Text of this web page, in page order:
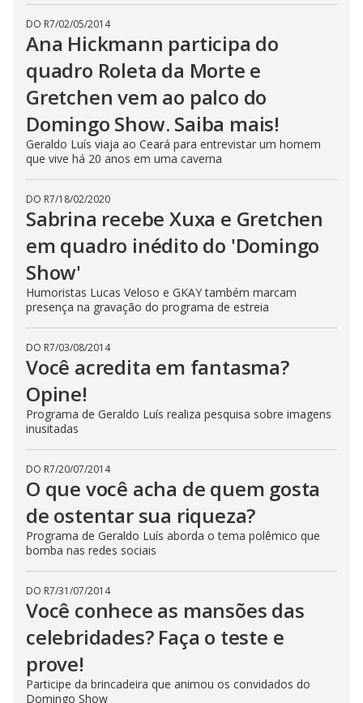
DO R7/02/05/2014
Ana Hickmann participa do
quadro Roleta da Morte e
Gretchen vem ao palco do
Domingo Show. Saiba mais!
Geraldo Luís viaja ao Ceará para entrevistar um homem
que vive há 20 anos em uma caverna
DO R7/18/02/2020
Sabrina recebe Xuxa e Gretchen
em quadro inédito do 'Domingo
Show'
Humoristas Lucas Veloso e GKAY também marcam
presença na gravação do programa de estreia
DO R7/03/08/2014
Você acredita em fantasma?
Opine!
Programa de Geraldo Luís realiza pesquisa sobre imagens
inusitadas
DO R7/20/07/2014
O que você acha de quem gosta
de ostentar sua riqueza?
Programa de Geraldo Luís aborda o tema polêmico que
bomba nas redes sociais
DO R7/31/07/2014
Você conhece as mansões das
celebridades? Faça o teste e
prove!
Participe da brincadeira que animou os convidados do
Domingo Show